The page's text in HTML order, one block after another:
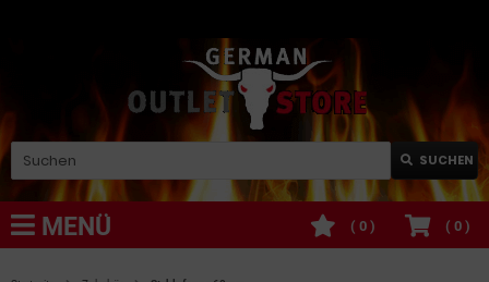
SUCHEN
MENÜ ( 0 )
( 0 )